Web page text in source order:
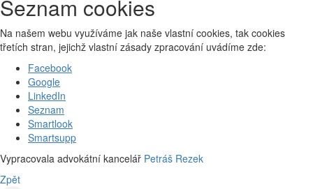
Seznam cookies
Na našem webu využíváme jak naše vlastní cookies, tak cookies
třetích stran, jejichž vlastní zásady zpracování uvádíme zde:
Facebook
Google
LinkedIn
Seznam
Smartlook
Smartsupp
Vypracovala advokátní kancelář Petráš Rezek
Zpět